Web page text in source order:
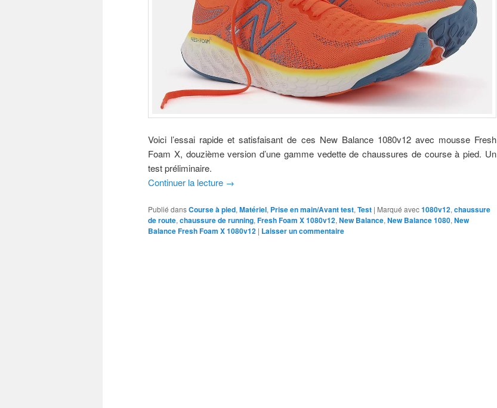
Voici l’essai rapide et satisfaisant de ces New Balance 1080v12 avec mousse Fresh
Foam X, douzième version d’une gamme vedette de chaussures de course à pied. Un
test préliminaire.
Continuer la lecture →
Publié dansCourse à pied, Matériel, Prise en main/Avant test, Test | Marqué avec1080v12, chaussure
de route, chaussure de running, Fresh Foam X 1080v12, New Balance, New Balance 1080, New
Balance Fresh Foam X 1080v12 | Laisser un commentaire